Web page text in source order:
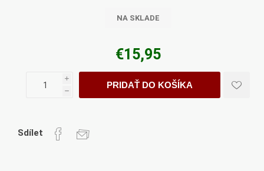
NA SKLADE
€15,95
i
h
PRIDAŤ DO KOŠÍKA
Sdílet